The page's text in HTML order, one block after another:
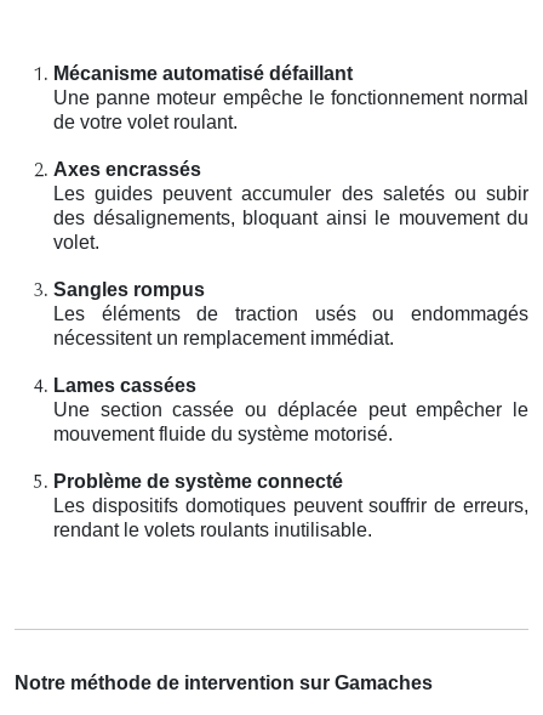
Mécanisme automatisé défaillant
Une panne moteur empêche le fonctionnement normal
de votre volet roulant.
Axes encrassés
Les guides peuvent accumuler des saletés ou subir
des désalignements, bloquant ainsi le mouvement du
volet.
Sangles rompus
Les éléments de traction usés ou endommagés
nécessitent un remplacement immédiat.
Lames cassées
Une section cassée ou déplacée peut empêcher le
mouvement fluide du système motorisé.
Problème de système connecté
Les dispositifs domotiques peuvent souffrir de erreurs,
rendant le volets roulants inutilisable.
Notre méthode de intervention sur Gamaches